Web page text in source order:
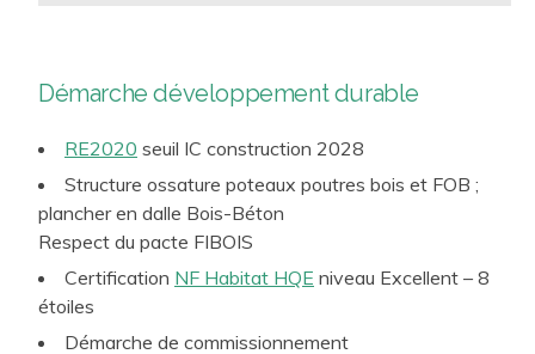
Démarche développement durable
RE2020 seuil IC construction 2028
Structure ossature poteaux poutres bois et FOB ;
plancher en dalle Bois-Béton
Respect du pacte FIBOIS
Certification NF Habitat HQE niveau Excellent – 8
étoiles
Démarche de commissionnement